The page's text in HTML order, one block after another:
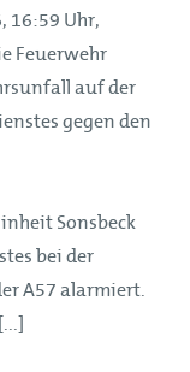
16:59 Uhr,
Feuerwehr
auf der
gegen den
Sonsbeck
bei der
A57 alarmiert.